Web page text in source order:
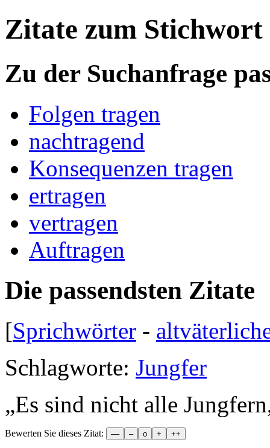
Zitate zum Stichwort
Zu der Suchanfrage
Folgen tragen
nachtragend
Konsequenzen tragen
ertragen
vertragen
Auftragen
Die passendsten Zitate
[Sprichwörter -
Schlagworte: Jungfer
„Es sind nicht alle
Bewerten Sie dieses Zitat: